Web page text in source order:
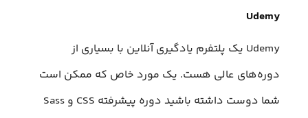
Udemy
Udemy یک پلتفرم یادگیری آنلاین با بسیاری از
دوره‌های عالی هست. یک مورد خاص که ممکن است
شما دوست داشته باشید دوره پیشرفته CSS و Sass